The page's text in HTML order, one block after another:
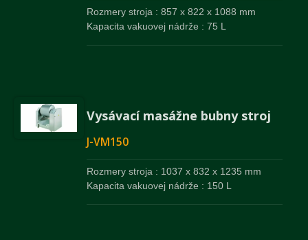
Rozmery stroja : 857 x 822 x 1088 mm
Kapacita vakuovej nádrže : 75 L
Vysávací masážne bubny stroj
J-VM150
Rozmery stroja : 1037 x 832 x 1235 mm
Kapacita vakuovej nádrže : 150 L